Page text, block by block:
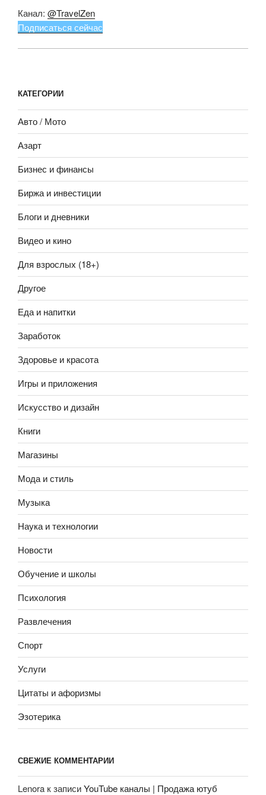
Канал: @TravelZen
Подписаться сейчас
КАТЕГОРИИ
Авто / Мото
Азарт
Бизнес и финансы
Биржа и инвестиции
Блоги и дневники
Видео и кино
Для взрослых (18+)
Другое
Еда и напитки
Заработок
Здоровье и красота
Игры и приложения
Искусство и дизайн
Книги
Магазины
Мода и стиль
Музыка
Наука и технологии
Новости
Обучение и школы
Психология
Развлечения
Спорт
Услуги
Цитаты и афоризмы
Эзотерика
СВЕЖИЕ КОММЕНТАРИИ
Lenora к записиYouTube каналы | Продажа ютуб